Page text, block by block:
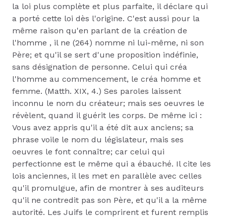
la loi plus complète et plus parfaite, il déclare qui
a porté cette loi dès l'origine. C'est aussi pour la
même raison qu'en parlant de la création de
l'homme , il ne (264) nomme ni lui-même, ni son
Père; et qu'il se sert d'une proposition indéfinie,
sans désignation de personne. Celui qui créa
l'homme au commencement, le créa homme et
femme. (Matth. XIX, 4.) Ses paroles laissent
inconnu le nom du créateur; mais ses oeuvres le
révèlent, quand il guérit les corps. De même ici :
Vous avez appris qu'il a été dit aux anciens; sa
phrase voile le nom du législateur, mais ses
oeuvres le font connaître; car celui qui
perfectionne est le même qui a ébauché. Il cite les
lois anciennes, il les met en parallèle avec celles
qu'il promulgue, afin de montrer à ses auditeurs
qu'il ne contredit pas son Père, et qu'il a la même
autorité. Les Juifs le comprirent et furent remplis